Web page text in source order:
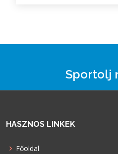
Sportolj
HASZNOS LINKEK
Főoldal